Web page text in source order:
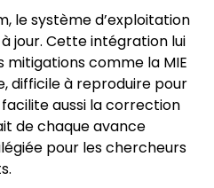
le système d’exploitation
jour. Cette intégration lui
comme la MIE
difficile à reproduire pour
aussi la correction
de chaque avance
pour les chercheurs